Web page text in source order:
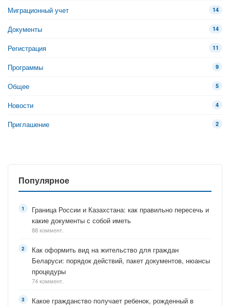
Миграционный учет 14
Документы 14
Регистрация 11
Программы 9
Общее 5
Новости 4
Приглашение 2
Популярное
Граница России и Казахстана: как правильно пересечь и
какие документы с собой иметь
88 коммент.
Как оформить вид на жительство для граждан
Беларуси: порядок действий, пакет документов, нюансы
процедуры
74 коммент.
Какое гражданство получает ребенок, рожденный в